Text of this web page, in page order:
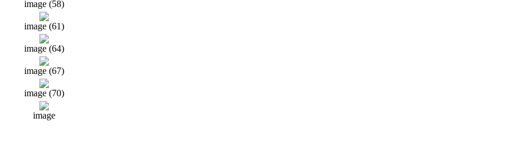
image (58)
image (61)
image (64)
image (67)
image (70)
image